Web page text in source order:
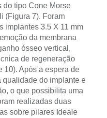
do tipo Cone Morse
(Figura 7). Foram
implantes 3.5 X 11 mm
da membrana
ósseo vertical,
de regeneração
10). Após a espera de
qualidade do implante e
o que possibilita uma
realizadas duas
sobre pilares Ideale